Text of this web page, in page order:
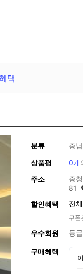
택
분류
충
상품평
0개
주소
충
81
할인혜택 전
쿠폰
우수회원 등
구매혜택